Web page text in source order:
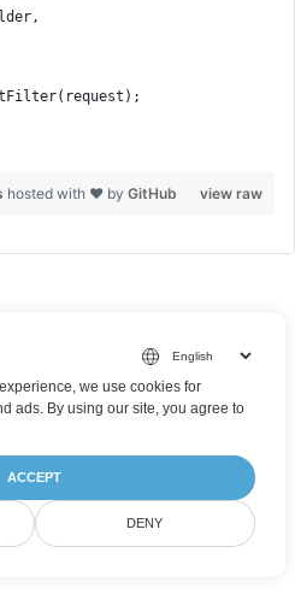
view raw
hosted with ❤ by GitHub
Lägg till ett anpassat kriterium i ett
arbetsblad
we use cookies for
ads. By using our site, you agree to
ACCEPT
DENY